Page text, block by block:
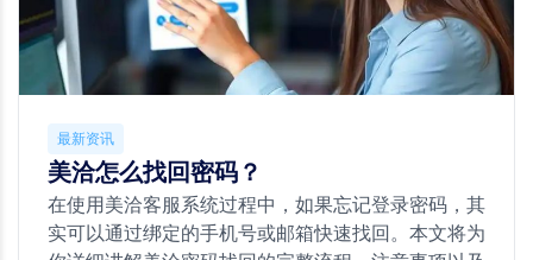
最新资讯
美洽怎么找回密码？
在使用美洽客服系统过程中，如果忘记登录密码，其
实可以通过绑定的手机号或邮箱快速找回。本文将为